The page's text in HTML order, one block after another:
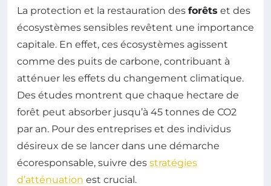
La protection et la restauration des forêts et des
écosystèmes sensibles revêtent une importance
capitale. En effet, ces écosystèmes agissent
comme des puits de carbone, contribuant à
atténuer les effets du changement climatique.
Des études montrent que chaque hectare de
forêt peut absorber jusqu’à 45 tonnes de CO2
par an. Pour des entreprises et des individus
désireux de se lancer dans une démarche
écoresponsable, suivre des stratégies
d’atténuation est crucial.